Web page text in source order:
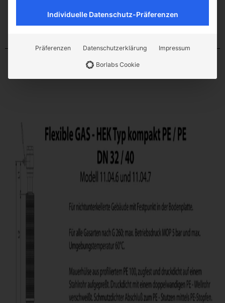
Individuelle Datenschutz-Präferenzen
Präferenzen Datenschutzerklärung Impressum
Borlabs Cookie